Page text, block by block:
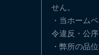
せん。
・当ホーム
令違反・公
・弊所の品